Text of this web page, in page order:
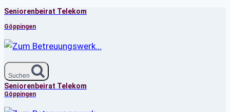
Zum
Inhalt
springen
Seniorenbeirat Telekom
Göppingen
Suchen
Seniorenbeirat Telekom
Göppingen